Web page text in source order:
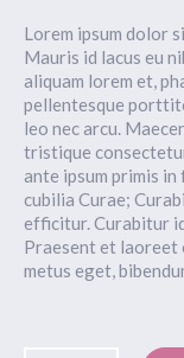
Lorem ipsum dolor
Mauris id lacus eu
aliquam lorem et,
pellentesque
leo nec arcu.
tristique
ante ipsum primis
cubilia Curae;
efficitur. Curabitur
Praesent et laoreet
metus eget,